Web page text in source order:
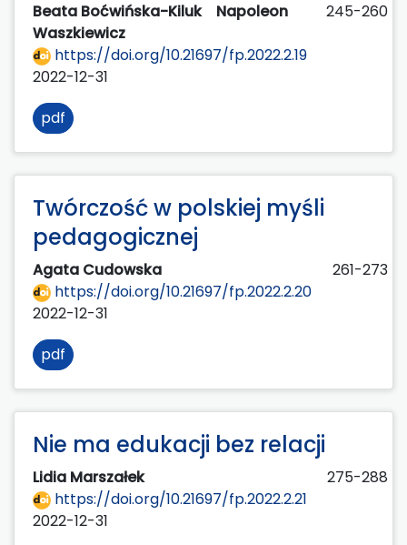
Beata Boćwińska-Kiluk
Napoleon
Waszkiewicz
245-260
https://doi.org/10.21697/fp.2022.2.19
2022-12-31
pdf
Twórczość w polskiej myśli
pedagogicznej
Agata Cudowska
261-273
https://doi.org/10.21697/fp.2022.2.20
2022-12-31
pdf
Nie ma edukacji bez relacji
Lidia Marszałek
275-288
https://doi.org/10.21697/fp.2022.2.21
2022-12-31